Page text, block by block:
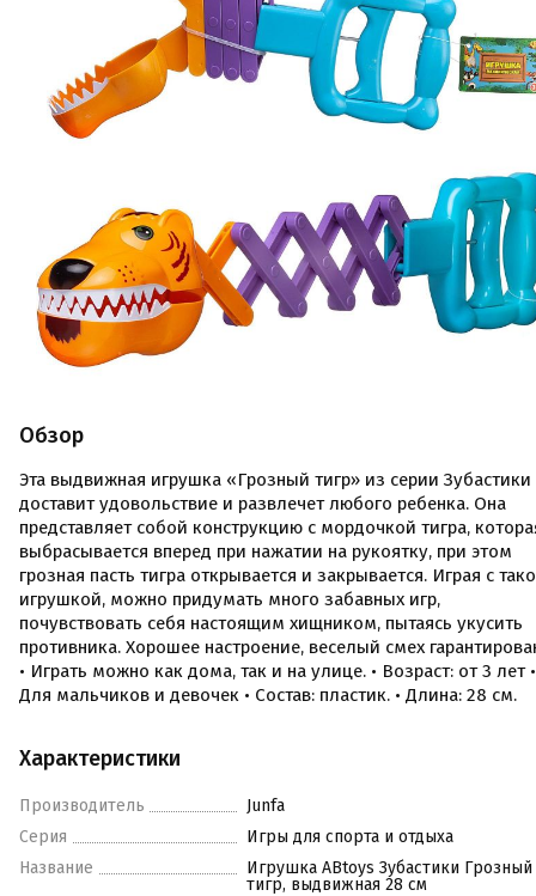
Обзор
Эта выдвижная игрушка «Грозный тигр» из серии Зубастики
доставит удовольствие и развлечет любого ребенка. Она
представляет собой конструкцию с мордочкой тигра,
выбрасывается вперед при нажатии на рукоятку, при этом
грозная пасть тигра открывается и закрывается. Играя с
игрушкой, можно придумать много забавных игр,
почувствовать себя настоящим хищником, пытаясь укусить
противника. Хорошее настроение, веселый смех
• Играть можно как дома, так и на улице. • Возраст: от 3 лет •
Для мальчиков и девочек • Состав: пластик. • Длина: 28 см.
Характеристики
Производитель
Junfa
Серия
Игры для спорта и отдыха
Название
Игрушка ABtoys Зубастики Грозный
тигр, выдвижная 28 см